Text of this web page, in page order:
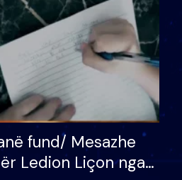
fund/ Mesazhe
Ledion Liçon nga